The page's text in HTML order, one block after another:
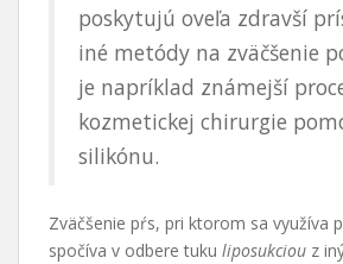
poskytujú oveľa zdravší
iné metódy na zväčšenie
je napríklad známejší
kozmetickej chirurgie
silikónu.
Zväčšenie pŕs, pri ktorom sa využíva
spočíva v odbere tuku liposukciou z